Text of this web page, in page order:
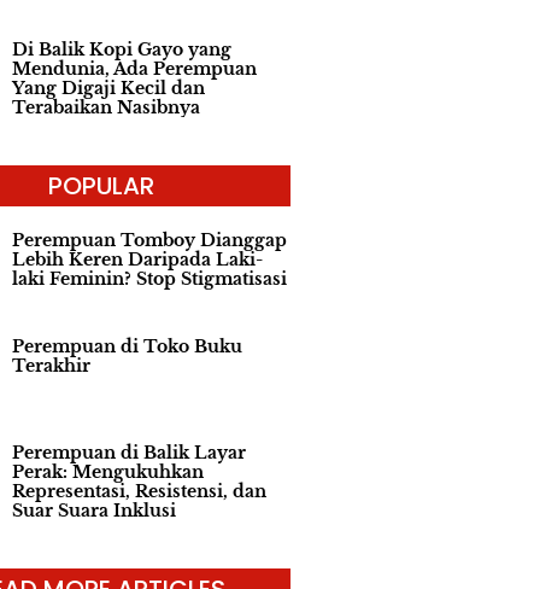
Di Balik Kopi Gayo yang
Mendunia, Ada Perempuan
Yang Digaji Kecil dan
Terabaikan Nasibnya
POPULAR
Perempuan Tomboy Dianggap
Lebih Keren Daripada Laki-
laki Feminin? Stop Stigmatisasi
Perempuan di Toko Buku
Terakhir
Perempuan di Balik Layar
Perak: Mengukuhkan
Representasi, Resistensi, dan
Suar Suara Inklusi